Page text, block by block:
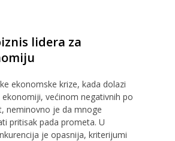
lidera za
ekonomske krize, kada dolazi
većinom negativnih po
neminovno je da mnoge
pritisak pada prometa. U
je opasnija, kriterijumi